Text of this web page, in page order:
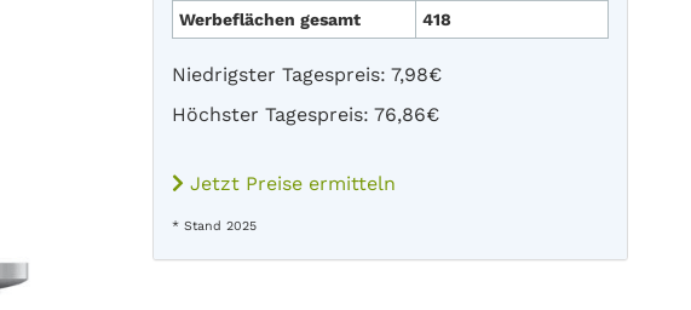
Werbeflächen gesamt
418
Niedrigster Tagespreis: 7,98€
Höchster Tagespreis: 76,86€
Jetzt Preise ermitteln
* Stand 2025